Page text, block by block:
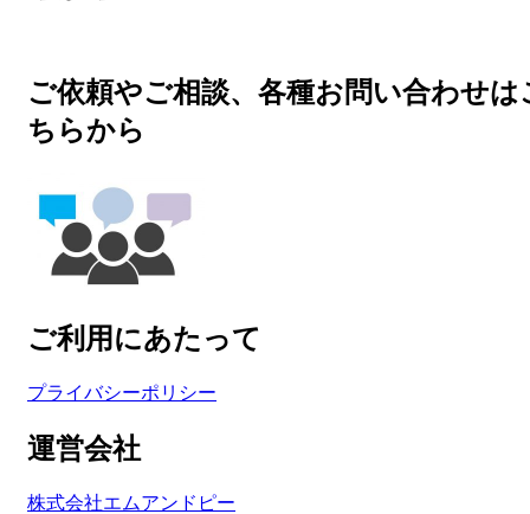
ご依頼やご相談、各種お問い合わせは
ちらから
ご利用にあたって
プライバシーポリシー
運営会社
株式会社エムアンドピー